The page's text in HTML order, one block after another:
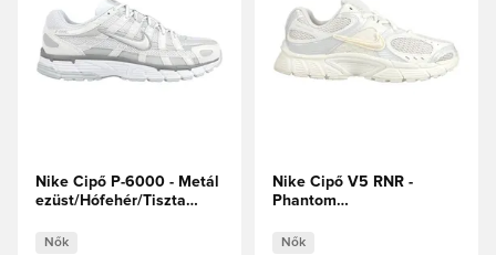
Nike Cipő P-6000 - Metál
ezüst/Hófehér/Tiszta
Nők
Nike Cipő V5 RNR -
Phantom
Nők